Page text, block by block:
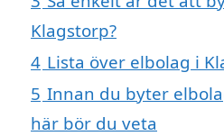
Klagstorp?
4 Lista över elbolag i
5 Innan du byter
här bör du veta